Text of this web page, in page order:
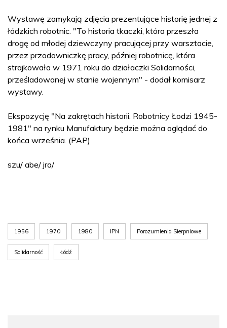
Wystawę zamykają zdjęcia prezentujące historię jednej z
łódzkich robotnic. "To historia tkaczki, która przeszła
drogę od młodej dziewczyny pracującej przy warsztacie,
przez przodowniczkę pracy, później robotnicę, która
strajkowała w 1971 roku do działaczki Solidarności,
prześladowanej w stanie wojennym" - dodał komisarz
wystawy.
Ekspozycję "Na zakrętach historii. Robotnicy Łodzi 1945-
1981" na rynku Manufaktury będzie można oglądać do
końca września. (PAP)
szu/ abe/ jra/
1956 1970 1980 IPN Porozumienia Sierpniowe
Solidarność Łódź